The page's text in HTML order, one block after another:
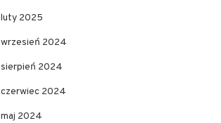
luty 2025
wrzesień 2024
sierpień 2024
czerwiec 2024
maj 2024